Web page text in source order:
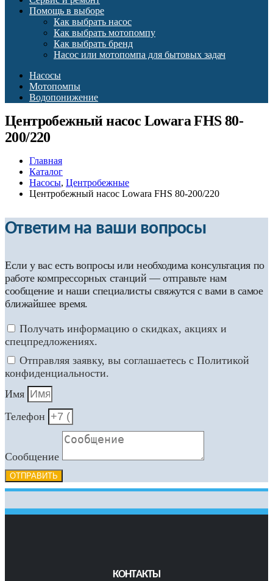
Помощь в выборе
Как выбрать насос
Как выбрать мотопомпу
Как выбрать бренд
Насос или мотопомпа для бытовых задач
Насосы
Мотопомпы
Водопонижение
Центробежный насос Lowara FHS 80-
200/220
Главная
Каталог
Насосы, Центробежные
Центробежный насос Lowara FHS 80-200/220
Ответим на ваши вопросы
Если у вас есть вопросы или необходима консультация по
работе компрессорных станций — отправьте нам
сообщение и наши специалисты свяжутся с вами в самое
ближайшее время.
Получать информацию о скидках, акциях и
спецпредложениях.
Отправляя заявку, вы соглашаетесь с Политикой
конфиденциальности.
Имя
Телефон
Сообщение
ОТПРАВИТЬ
КОНТАКТЫ